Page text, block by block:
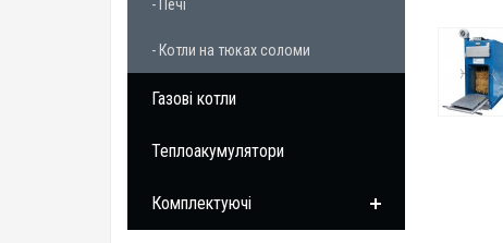
- Печі
- Котли на тюках соломи
Газові котли
Теплоакумулятори
Комплектуючі